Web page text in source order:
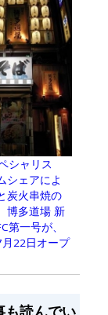
シャリス
シェアによ
炭火串焼の
多道場 新
第一号が、
22日オープ
も読んでい